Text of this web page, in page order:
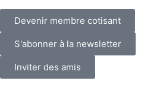
Devenir membre cotisant
S'abonner à la newsletter
Inviter des amis